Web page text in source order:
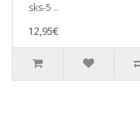
sks-5 ..
12,95€